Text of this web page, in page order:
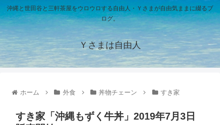
沖縄と世田谷と三軒茶屋をウロウロする自由人・Ｙさまが自由気ままに綴るブ
ログ。
Ｙさまは自由人
ホーム 外食 丼物チェーン すき家
すき家「沖縄もずく牛丼」2019年7月3日